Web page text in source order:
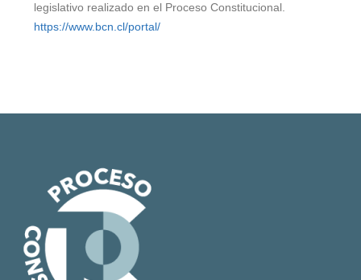
legislativo realizado en el Proceso Constitucional.
https://www.bcn.cl/portal/